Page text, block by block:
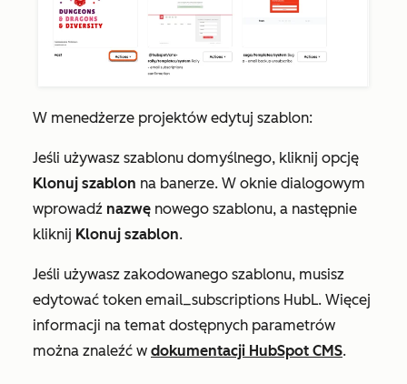
W menedżerze projektów edytuj szablon:
Jeśli używasz szablonu domyślnego, kliknij opcję
Klonuj szablon na banerze. W oknie dialogowym
wprowadź nazwę nowego szablonu, a następnie
kliknij Klonuj szablon.
Jeśli używasz zakodowanego szablonu, musisz
edytować token email_subscriptions HubL. Więcej
informacji na temat dostępnych parametrów
można znaleźć w dokumentacji HubSpot CMS.